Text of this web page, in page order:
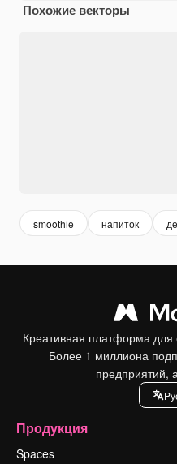
Похожие векторы
smoothie напиток
Креативная платформа
Более 1 миллиона
предприятий,
Продукция
Spaces